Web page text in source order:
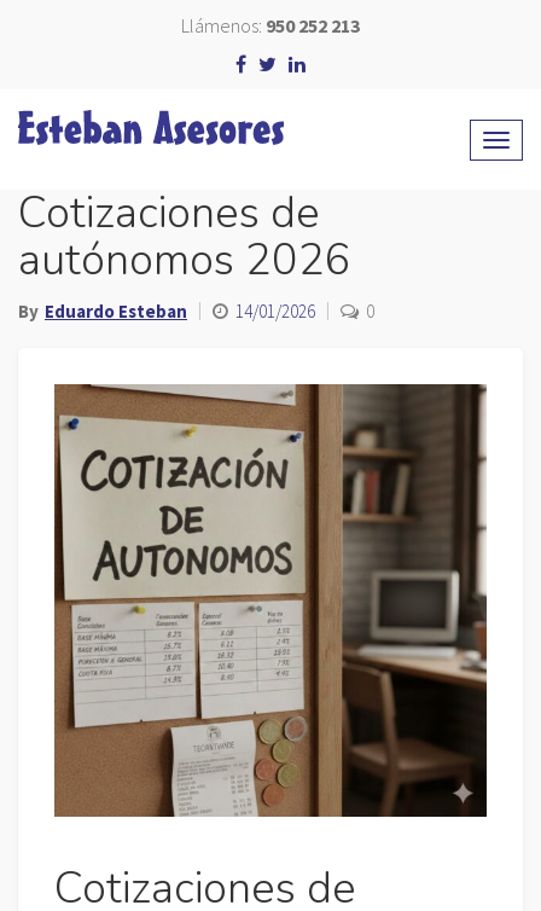
Llámenos: 950 252 213
Cotizaciones de
autónomos 2026
By Eduardo Esteban 14/01/2026 0
Cotizaciones de